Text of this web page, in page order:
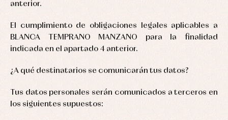
anterior.
El cumplimiento de obligaciones legales aplicables a
BLANCA TEMPRANO MANZANO para la finalidad
indicada en el apartado 4 anterior.
¿A qué destinatarios se comunicarán tus datos?
Tus datos personales serán comunicados a terceros en
los siguientes supuestos:
Baby
Baby
froggies
Baby
and
Underwear Trousers